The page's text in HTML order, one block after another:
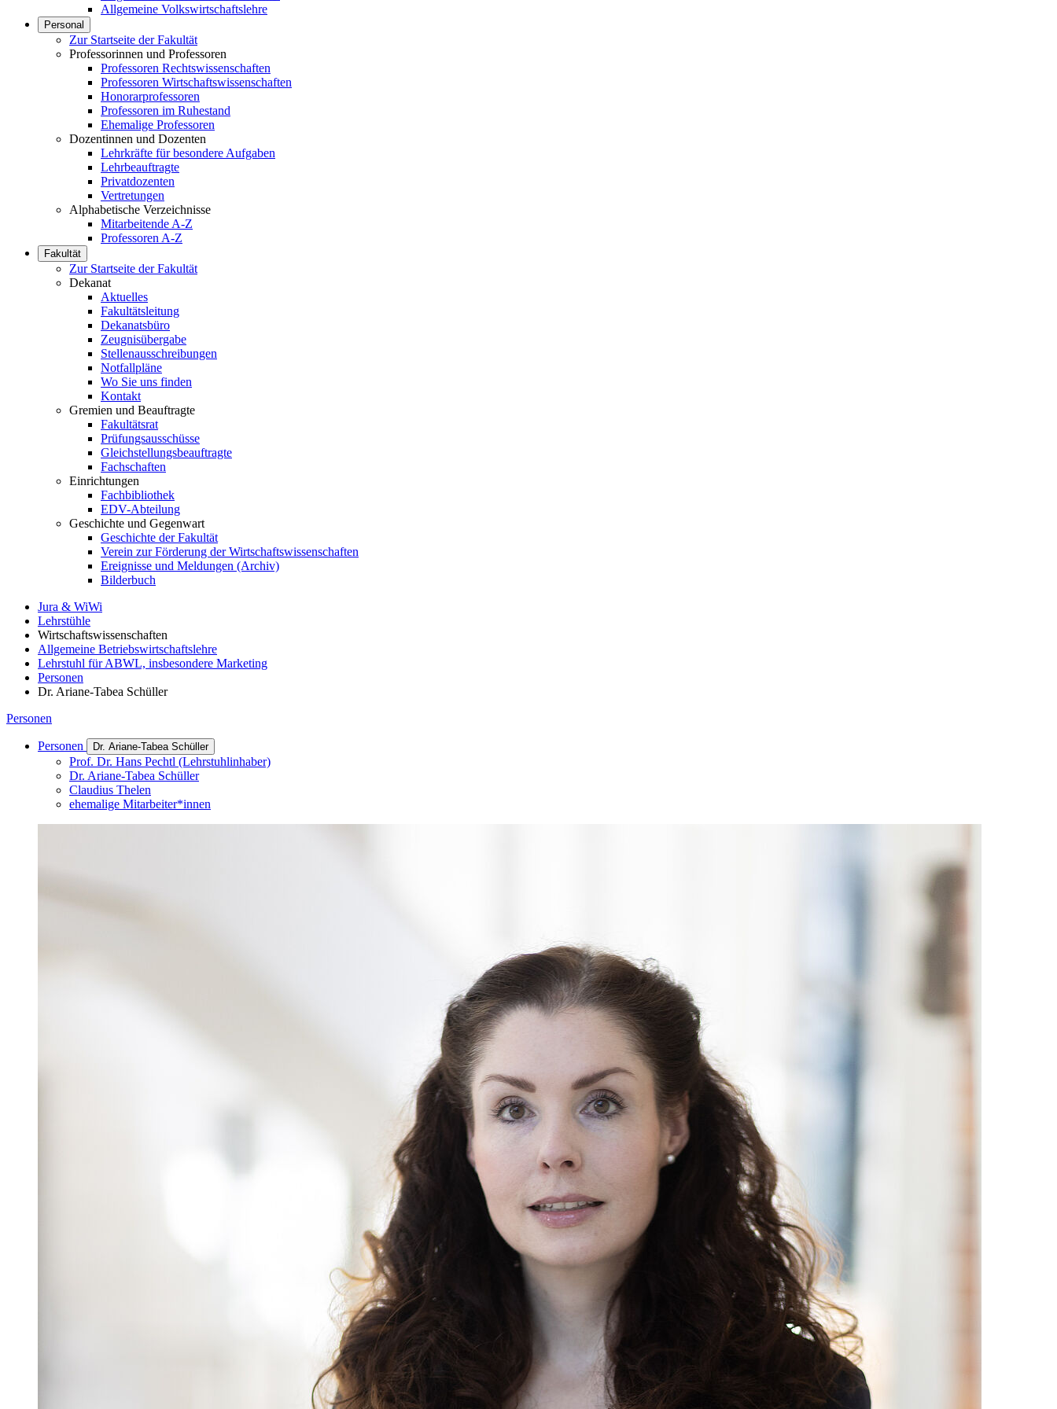
Allgemeine Volkswirtschaftslehre
Personal
Zur Startseite der Fakultät
Professorinnen und Professoren
Professoren Rechtswissenschaften
Professoren Wirtschaftswissenschaften
Honorarprofessoren
Professoren im Ruhestand
Ehemalige Professoren
Dozentinnen und Dozenten
Lehrkräfte für besondere Aufgaben
Lehrbeauftragte
Privatdozenten
Vertretungen
Alphabetische Verzeichnisse
Mitarbeitende A-Z
Professoren A-Z
Fakultät
Zur Startseite der Fakultät
Dekanat
Aktuelles
Fakultätsleitung
Dekanatsbüro
Zeugnisübergabe
Stellenausschreibungen
Notfallpläne
Wo Sie uns finden
Kontakt
Gremien und Beauftragte
Fakultätsrat
Prüfungsausschüsse
Gleichstellungsbeauftragte
Fachschaften
Einrichtungen
Fachbibliothek
EDV-Abteilung
Geschichte und Gegenwart
Geschichte der Fakultät
Verein zur Förderung der Wirtschaftswissenschaften
Ereignisse und Meldungen (Archiv)
Bilderbuch
Jura & WiWi
Lehrstühle
Wirtschaftswissenschaften
Allgemeine Betriebswirtschaftslehre
Lehrstuhl für ABWL, insbesondere Marketing
Personen
Dr. Ariane-Tabea Schüller
Personen
Personen Dr. Ariane-Tabea Schüller
Prof. Dr. Hans Pechtl (Lehrstuhlinhaber)
Dr. Ariane-Tabea Schüller
Claudius Thelen
ehemalige Mitarbeiter*innen